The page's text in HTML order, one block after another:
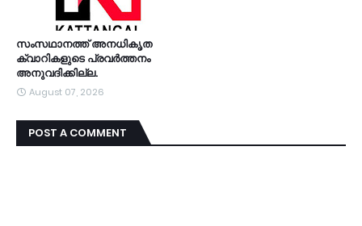
സംസഥാനത്ത് അനധികൃത
ക്വാറികളുടെ പ്രവര്‍ത്തനം
അനുവദിക്കില്ല.
August 07, 2026
POST A COMMENT